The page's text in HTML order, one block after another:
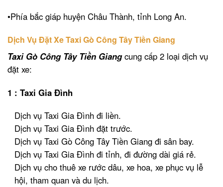
•Phía bắc giáp huyện Châu Thành, tỉnh Long An.
Dịch Vụ Đặt Xe Taxi Gò Công Tây Tiền Giang
Taxi Gò Công Tây Tiền Giangcung cấp 2 loại dịch vụ
đặt xe:
1 : Taxi Gia Đình
Dịch vụ Taxi Gia Đình đi liền.
Dịch vụ Taxi Gia Đình đặt trước.
Dịch vụ Taxi Gò Công Tây Tiền Giang đi sân bay.
Dịch vụ Taxi Gia Đình đi tỉnh, đi đường dài giá rẻ.
Dịch vụ cho thuê xe rước dâu, xe hoa, xe phục vụ lễ
hội, tham quan và du lịch.